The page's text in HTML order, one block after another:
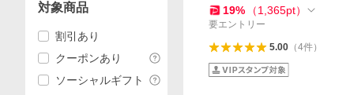
19% （1,365pt）
要エントリー
5.00（4件）
対象商品
割引あり
クーポンあり
ソーシャルギフト